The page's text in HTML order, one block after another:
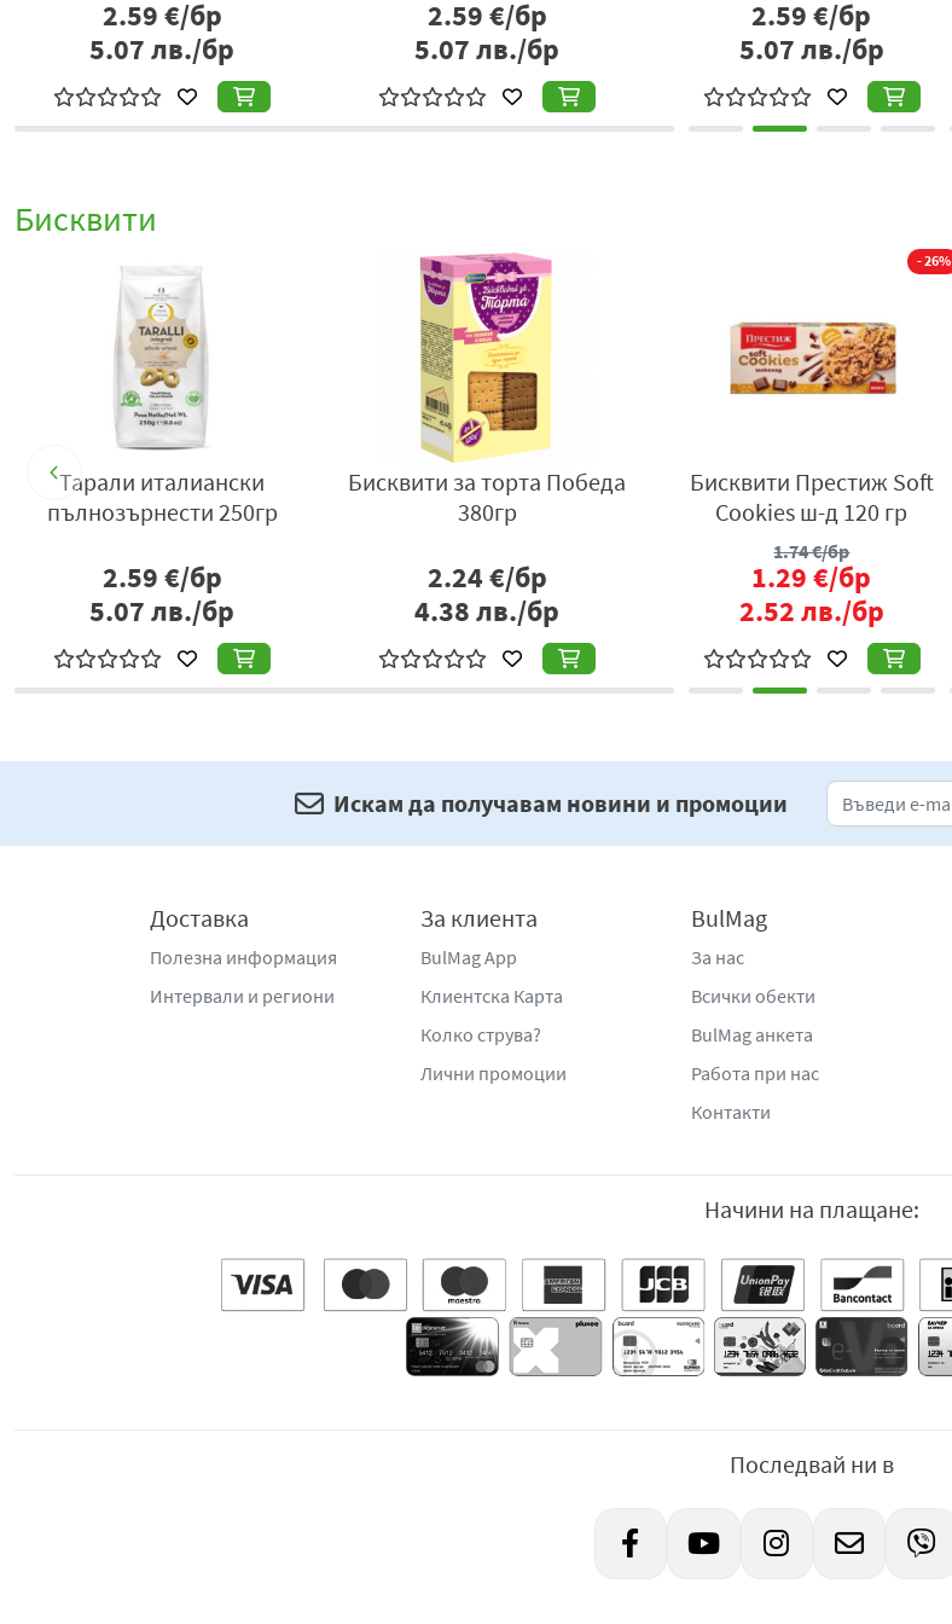
2.59€/бр
5.07лв./бр
2.59€/бр
5.07лв./бр
2.59€/бр
5.07лв./бр
Бисквити
Тарали италиански
пълнозърнести 250гр
2.59€/бр
5.07лв./бр
Бисквити за торта Победа
380гр
2.24€/бр
4.38лв./бр
- 26%
Бисквити Престиж Soft
Cookies ш-д 120 гр
1.74€/бр
1.29€/бр
2.52лв./бр
Искам да получавам новини и промоции
Доставка
Полезна информация
Интервали и региони
За клиента
BulMag App
Клиентска Карта
Колко струва?
Лични промоции
BulMag
За нас
Всички обекти
BulMag анкета
Работа при нас
Контакти
Начини на плащане:
Последвай ни в